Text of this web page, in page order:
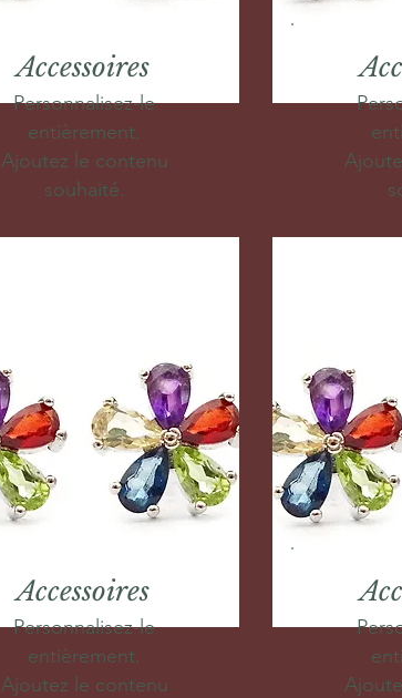
Accessoires
Personnalisez-le
entièrement.
Ajoutez le contenu
souhaité.
Accessoires
Personnalisez-le
entièrement.
Ajoutez le contenu